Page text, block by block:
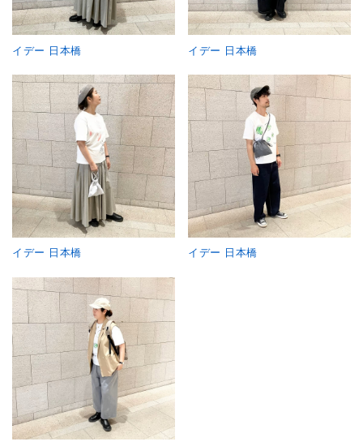
イデー 日本橋 イデー 日本橋
イデー 日本橋 イデー 日本橋